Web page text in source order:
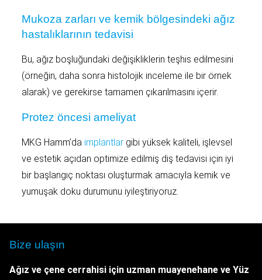
Mukoza zarları ve kemik bölgesindeki ağız
hastalıklarının tedavisi
Bu, ağız boşluğundaki değişikliklerin teşhis edilmesini
(örneğin, daha sonra histolojik inceleme ile bir örnek
alarak) ve gerekirse tamamen çıkarılmasını içerir.
Protez öncesi ameliyat
MKG Hamm’daimplantlargibi yüksek kaliteli, işlevsel
ve estetik açıdan optimize edilmiş diş tedavisi için iyi
bir başlangıç noktası oluşturmak amacıyla kemik ve
yumuşak doku durumunu iyileştiriyoruz.
Bize ulaşın
Ağız ve çene cerrahisi için uzman muayenehane ve Yüz